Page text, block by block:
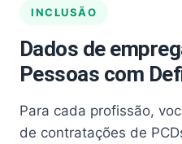
INCLUSÃO
Dados de
Pessoas com
Para cada profissão,
de contratações de